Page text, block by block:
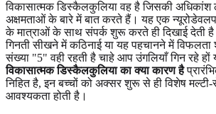
विकासात्मक डिस्कैलकुलिया वह है जिसकी अधिकांश
अक्षमताओं के बारे में बात करते हैं। यह एक
के मात्राओं के साथ संपर्क शुरू करते ही दिखाई देती
गिनती सीखने में कठिनाई या यह पहचानने में विफलता
संख्या "5" वही रहती है चाहे आप उंगलियाँ गिन रहे हों
विकासात्मक डिस्कैलकुलिया का क्या कारण है
निहित है, इन बच्चों को अक्सर शुरू से ही विशेष मल्टी-
आवश्यकता होती है।